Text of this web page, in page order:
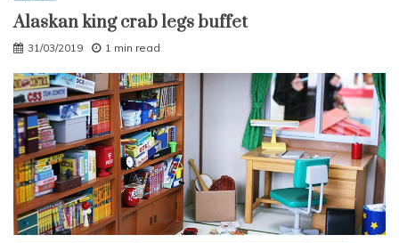
Alaskan king crab legs buffet
31/03/2019 1 min read